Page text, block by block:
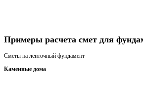
Примеры расчета смет для
Сметы на ленточный фундамент
Каменные дома